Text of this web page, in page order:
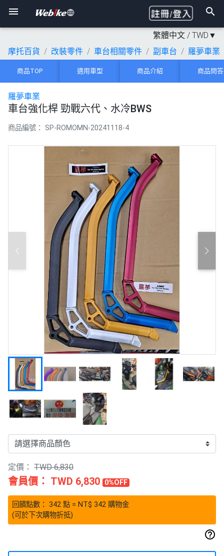
繁體中文 / TWD ▼
摩托百貨
改裝零件 車台相關零件 副車台 羅夢車業
商品TOP 適用車型 商品介紹 商品問答
羅夢車業
車台強化桿 勁戰六代、水冷BWS
商品編號： SP-ROMOMN-20241118-4
定價： TWD 6,830
會員價： TWD 6,830 0%OFF
回饋點數： 342 點 = NT$ 342 購物金
(可於下次購物折抵)